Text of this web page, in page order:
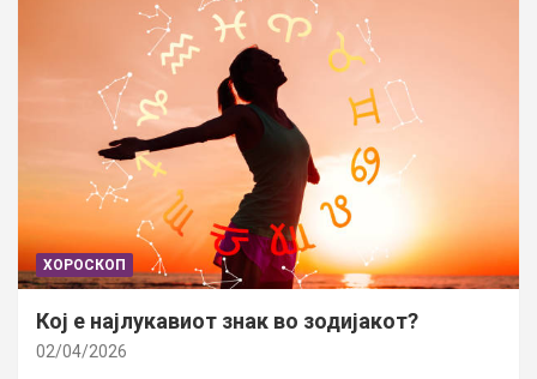
ХОРОСКОП
Кој е најлукавиот знак во зодијакот?
02/04/2026